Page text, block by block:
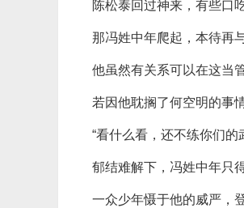
陈松泰回过神来，有些口
那冯姓中年爬起，本待再
他虽然有关系可以在这当
若因他耽搁了何空明的事
“看什么看，还不练你们的
郁结难解下，冯姓中年只
一众少年慑于他的威严，